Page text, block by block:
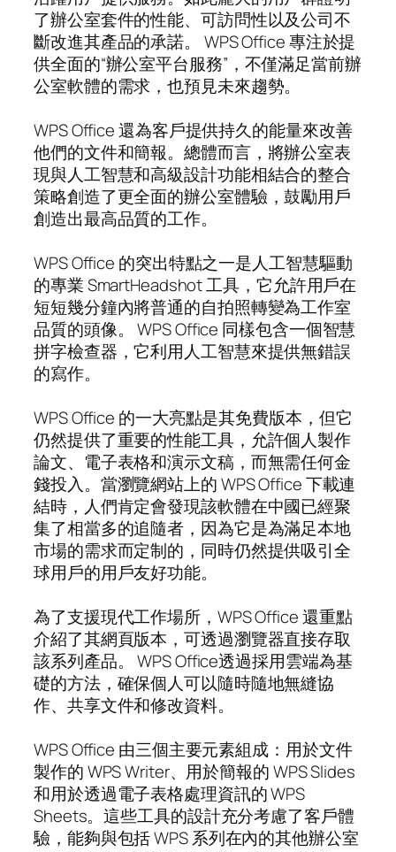
了辦公室套件的性能、可訪問性以及公司不
斷改進其產品的承諾。 WPS Office 專注於提
供全面的“辦公室平台服務”，不僅滿足當前辦
公室軟體的需求，也預見未來趨勢。
WPS Office 還為客戶提供持久的能量來改善
他們的文件和簡報。總體而言，將辦公室表
現與人工智慧和高級設計功能相結合的整合
策略創造了更全面的辦公室體驗，鼓勵用戶
創造出最高品質的工作。
WPS Office 的突出特點之一是人工智慧驅動
的專業 SmartHeadshot 工具，它允許用戶在
短短幾分鐘內將普通的自拍照轉變為工作室
品質的頭像。 WPS Office 同樣包含一個智慧
拼字檢查器，它利用人工智慧來提供無錯誤
的寫作。
WPS Office 的一大亮點是其免費版本，但它
仍然提供了重要的性能工具，允許個人製作
論文、電子表格和演示文稿，而無需任何金
錢投入。當瀏覽網站上的 WPS Office 下載連
結時，人們肯定會發現該軟體在中國已經聚
集了相當多的追隨者，因為它是為滿足本地
市場的需求而定制的，同時仍然提供吸引全
球用戶的用戶友好功能。
為了支援現代工作場所，WPS Office 還重點
介紹了其網頁版本，可透過瀏覽器直接存取
該系列產品。 WPS Office透過採用雲端為基
礎的方法，確保個人可以隨時隨地無縫協
作、共享文件和修改資料。
WPS Office 由三個主要元素組成：用於文件
製作的 WPS Writer、用於簡報的 WPS Slides
和用於透過電子表格處理資訊的 WPS
Sheets。這些工具的設計充分考慮了客戶體
驗，能夠與包括 WPS 系列在內的其他辦公室